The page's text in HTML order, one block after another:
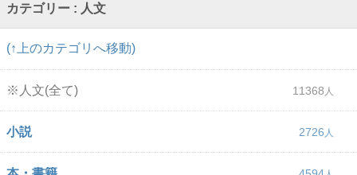
カテゴリー : 人文
(↑上のカテゴリへ移動)
※人文(全て) 11368
小説 2726